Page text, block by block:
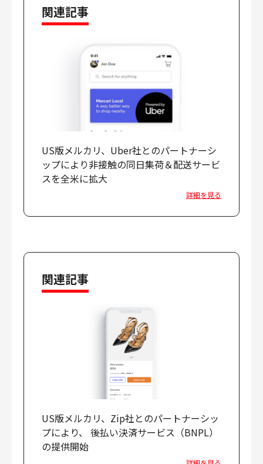
財務・経理
内部監査・リスク
セキュリティ・プライバシー
関連記事
US版メルカリ、Uber社とのパートナーシ
ップにより非接触の同日集荷＆配送サービ
スを全米に拡大
詳細を見る
関連記事
US版メルカリ、Zip社とのパートナーシッ
プにより、 後払い決済サービス（BNPL）
の提供開始